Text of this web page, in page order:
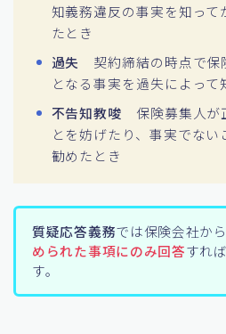
知義務違反の事実を知って
たとき
過失
契約締結の時点で保
となる事実を過失によって
不告知教唆 保険募集人が
とを妨げたり、事実でな
勧めたとき
質疑応答義務では保険会社から
められた事項にのみ回答すれ
す。